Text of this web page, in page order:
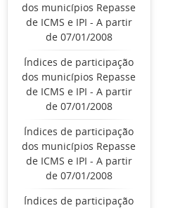
dos municípios Repasse
de ICMS e IPI - A partir
de 07/01/2008
Índices de participação
dos municípios Repasse
de ICMS e IPI - A partir
de 07/01/2008
Índices de participação
dos municípios Repasse
de ICMS e IPI - A partir
de 07/01/2008
Índices de participação